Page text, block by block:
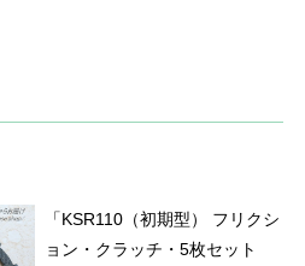
「KSR110（初期型） フリクシ
ョン・クラッチ・5枚セット